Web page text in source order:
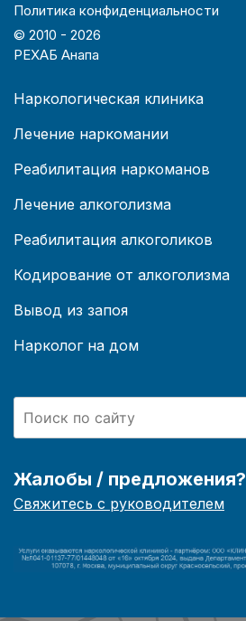
Политика конфиденциальности
© 2010 - 2026
РЕХАБ Анапа
Наркологическая клиника
Лечение наркомании
Реабилитация наркоманов
Лечение алкоголизма
Реабилитация алкоголиков
Кодирование от алкоголизма
Вывод из запоя
Нарколог на дом
Жалобы / предложения?
Свяжитесь с руководителем